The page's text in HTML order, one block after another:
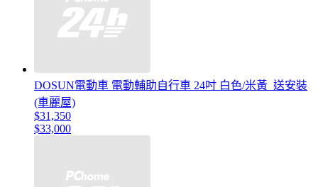
DOSUN電動車 電動輔助自行車 24吋 白色/米黃_送安裝
(車麗屋)
$31,350
$33,000